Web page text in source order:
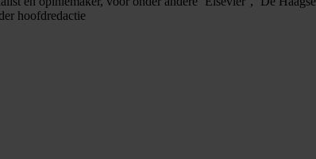
hoofdredactie